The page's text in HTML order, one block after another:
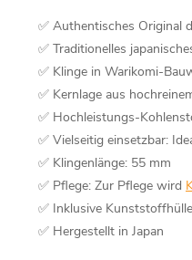
✅ Authentisches Original
✅ Traditionelles
✅ Klinge in Warikomi-
✅ Kernlage aus
✅ Hochleistungs-
✅ Vielseitig einsetzbar:
✅ Klingenlänge: 55 mm
✅ Pflege: Zur Pflege wird
✅ Inklusive Kunststoffhülle
✅ Hergestellt in Japan